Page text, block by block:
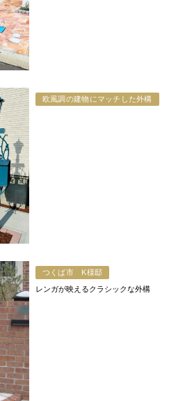
欧風調の建物にマッチした外構
つくば市 K様邸
レンガが映えるクラシックな外構